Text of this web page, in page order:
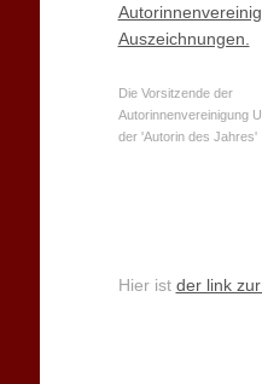
Auszeichnungen.
Die Vorsitzende der
Autorinnenvereinigung
der 'Autorin des Jahres'
Hier ist der link